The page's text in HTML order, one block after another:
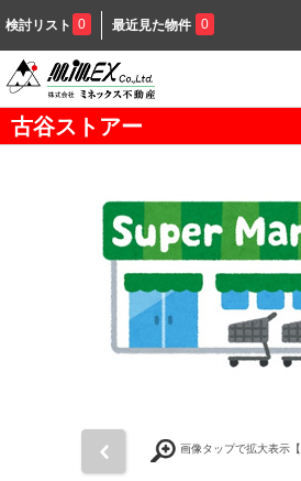
検討リスト 0 最近見た物件 0
古谷ストアー
画像タップで拡大表示【